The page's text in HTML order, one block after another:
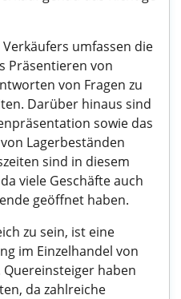
umfassen die
Präsentieren von
von Fragen zu
Darüber hinaus sind
sowie das
Lagerbeständen
sind in diesem
viele Geschäfte auch
geöffnet haben.
zu sein, ist eine
im Einzelhandel von
haben
da zahlreiche